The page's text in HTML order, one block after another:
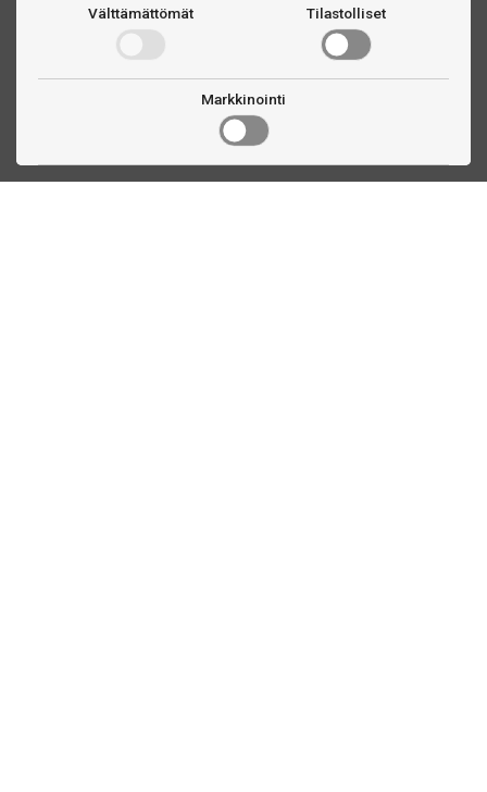
Välttämättömät Tilastolliset
Markkinointi